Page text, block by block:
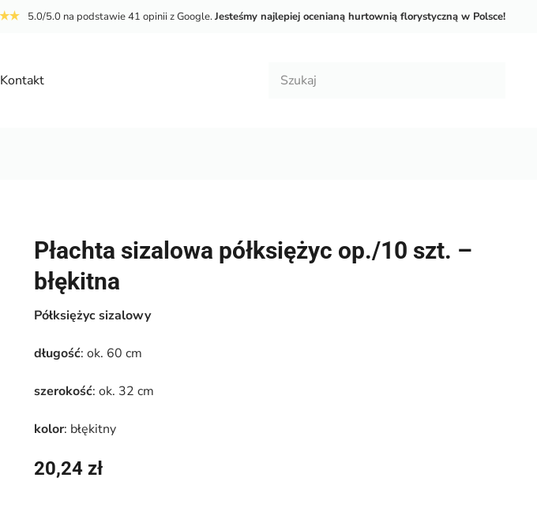
5.0/5.0 na podstawie 41 opinii z Google.Jesteśmy najlepiej ocenianą hurtownią florystyczną w Polsce!
Kontakt
Płachta sizalowa półksiężyc op./10 szt. –
błękitna
Półksiężyc sizalowy
długość: ok. 60 cm
szerokość: ok. 32 cm
kolor: błękitny
20,24 zł